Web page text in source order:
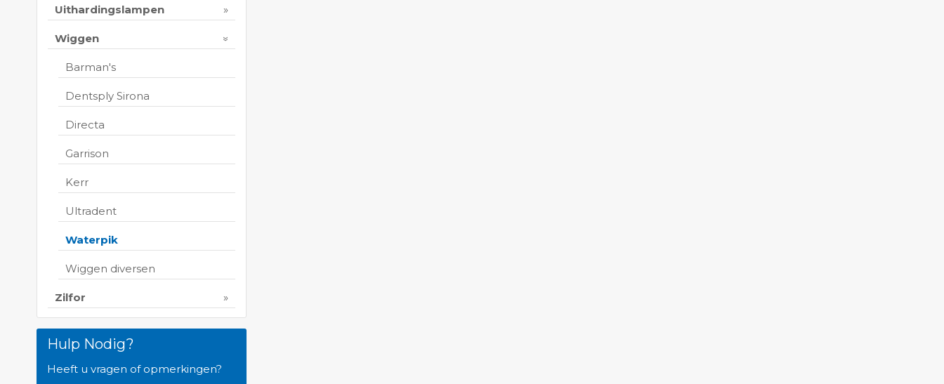
Uithardingslampen
Wiggen
Barman's
Dentsply Sirona
Directa
Garrison
Kerr
Ultradent
Waterpik
Wiggen diversen
Zilfor
Hulp Nodig?
Heeft u vragen of opmerkingen?